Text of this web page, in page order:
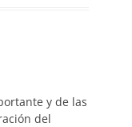
y de las
del